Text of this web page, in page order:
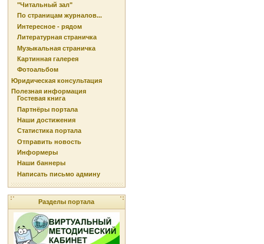
"Читальный зал"
По страницам журналов...
Интересное - рядом
Литературная страничка
Музыкальная страничка
Картинная галерея
Фотоальбом
Юридическая консультация
Полезная информация
Гостевая книга
Партнёры портала
Наши достижения
Статистика портала
Отправить новость
Информеры
Наши баннеры
Написать письмо админу
Разделы портала